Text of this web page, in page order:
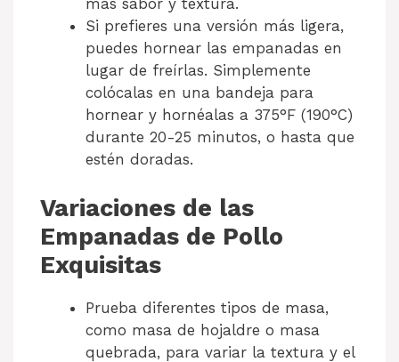
más sabor y textura.
Si prefieres una versión más ligera,
puedes hornear las empanadas en
lugar de freírlas. Simplemente
colócalas en una bandeja para
hornear y hornéalas a 375°F (190°C)
durante 20-25 minutos, o hasta que
estén doradas.
Variaciones de las
Empanadas de Pollo
Exquisitas
Prueba diferentes tipos de masa,
como masa de hojaldre o masa
quebrada, para variar la textura y el